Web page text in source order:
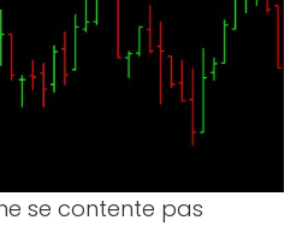
se contente pas